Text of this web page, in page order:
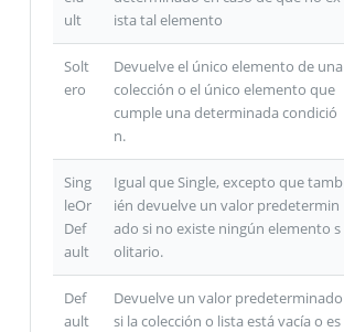
ult
ista tal elemento
Solt
ero
Devuelve el único elemento de una
colección o el único elemento que
cumple una determinada condició
n.
Sing
leOr
Def
ault
Igual que Single, excepto que tamb
ién devuelve un valor predetermin
ado si no existe ningún elemento s
olitario.
Def
ault
Devuelve un valor predeterminado
si la colección o lista está vacía o es